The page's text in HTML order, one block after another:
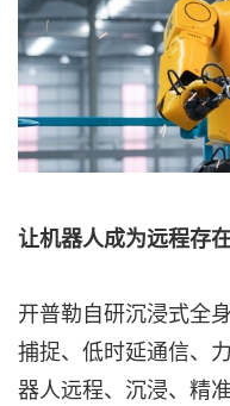
让机器人成为远程存
开普勒自研沉浸式全
捕捉、低时延通信、
器人远程、沉浸、精